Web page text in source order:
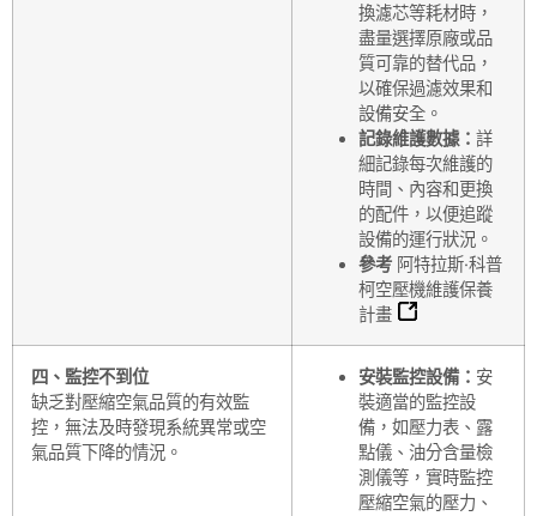
換濾芯等耗材時，
盡量選擇原廠或品
質可靠的替代品，
以確保過濾效果和
設備安全。
記錄維護數據： 詳
細記錄每次維護的
時間、內容和更換
的配件，以便追蹤
設備的運行狀況。
參考 阿特拉斯·科普
柯空壓機維護保養
計畫
四、監控不到位
缺乏對壓縮空氣品質的有效監
控，無法及時發現系統異常或空
氣品質下降的情況。
安裝監控設備： 安
裝適當的監控設
備，如壓力表、露
點儀、油分含量檢
測儀等，實時監控
壓縮空氣的壓力、